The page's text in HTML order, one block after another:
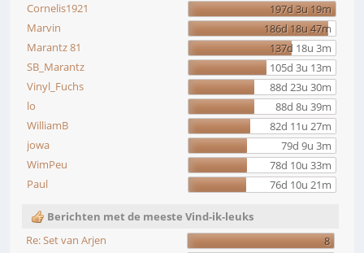
Cornelis1921
197d 3u 19m
Marvin
186d 18u 47m
Marantz 81
137d 18u 3m
SB_Marantz
105d 3u 13m
Vinyl_Fuchs
88d 23u 30m
lo
88d 8u 39m
WilliamB
82d 11u 27m
jowa
79d 9u 3m
WimPeu
78d 10u 33m
Paul
76d 10u 21m
Berichten met de meeste Vind-ik-leuks
Re: Set van Arjen
8